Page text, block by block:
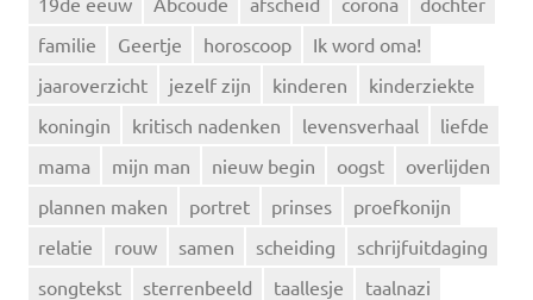
familie
Geertje horoscoop
Ik word oma!
jaaroverzicht
jezelf zijn kinderen
kinderziekte
koningin
kritisch nadenken levensverhaal
liefde
mama
mijn man nieuw begin oogst
overlijden
plannen maken
portret prinses
proefkonijn
relatie
rouw samen scheiding
schrijfuitdaging
songtekst
sterrenbeeld taallesje
taalnazi